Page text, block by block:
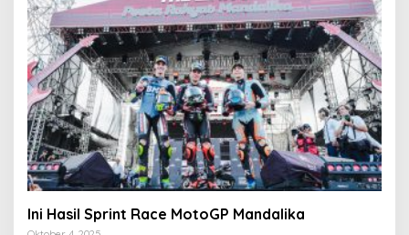
Ini Hasil Sprint Race MotoGP Mandalika